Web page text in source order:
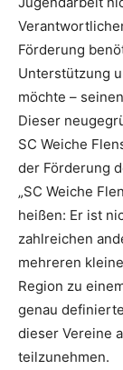
Förderung
Unterstützung
möchte –
Dieser
SC Weiche
der Förderung
„SC Weiche
heißen: Er ist
zahlreichen
mehreren
Region zu
genau
dieser Vereine
teilzunehmen.